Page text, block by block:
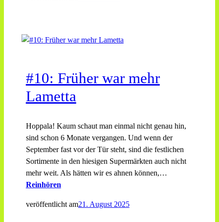
#10: Früher war mehr
Lametta
Hoppala! Kaum schaut man einmal nicht genau hin,
sind schon 6 Monate vergangen. Und wenn der
September fast vor der Tür steht, sind die festlichen
Sortimente in den hiesigen Supermärkten auch nicht
mehr weit. Als hätten wir es ahnen können,…
Reinhören
veröffentlicht am21. August 2025